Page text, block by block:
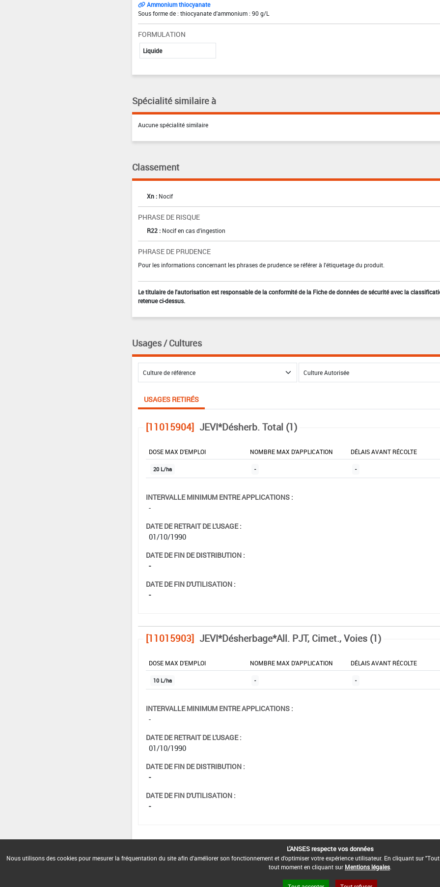
Ammonium thiocyanate
Sous forme de : thiocyanate d'ammonium : 90 g/L
FORMULATION
Liquide
Spécialité similaire à
Aucune spécialité similaire
Classement
Xn : Nocif
PHRASE DE RISQUE
R22 : Nocif en cas d'ingestion
PHRASE DE PRUDENCE
Pour les informations concernant les phrases de prudence se référer à l'étiquetage du produit.
Le titulaire de l'autorisation est responsable de la conformité de la Fiche de données de sécurité avec la
retenue ci-dessus.
Usages / Cultures
USAGES RETIRÉS
[11015904] JEVI*Désherb. Total (1)
DOSE MAX D'EMPLOI NOMBRE MAX D'APPLICATION DÉLAIS AVANT RÉCOLTE
20 L/ha - -
INTERVALLE MINIMUM ENTRE APPLICATIONS :
-
DATE DE RETRAIT DE L'USAGE :
01/10/1990
DATE DE FIN DE DISTRIBUTION :
-
DATE DE FIN D'UTILISATION :
-
[11015903] JEVI*Désherbage*All. PJT, Cimet., Voies (1)
DOSE MAX D'EMPLOI NOMBRE MAX D'APPLICATION DÉLAIS AVANT RÉCOLTE
10 L/ha - -
INTERVALLE MINIMUM ENTRE APPLICATIONS :
-
DATE DE RETRAIT DE L'USAGE :
01/10/1990
DATE DE FIN DE DISTRIBUTION :
-
DATE DE FIN D'UTILISATION :
-
L'ANSES respecte vos données
Nous utilisons des cookies pour mesurer la fréquentation du site afin d'améliorer son fonctionnement et d'optimiser votre expérience utilisateur. En cliquant sur
tout moment en cliquant sur Mentions légales